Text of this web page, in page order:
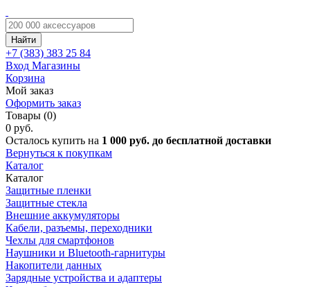
Найти
+7 (383) 383 25 84
Вход Магазины
Корзина
Мой заказ
Оформить заказ
Товары (0)
0 руб.
Осталось купить на 1 000 руб. до бесплатной доставки
Вернуться к покупкам
Каталог
Каталог
Защитные пленки
Защитные стекла
Внешние аккумуляторы
Кабели, разъемы, переходники
Чехлы для смартфонов
Наушники и Bluetooth-гарнитуры
Накопители данных
Зарядные устройства и адаптеры